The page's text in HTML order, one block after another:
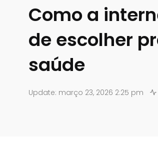
Como a
de escolher
saúde
Update: março 23, 2026 2:25 pm